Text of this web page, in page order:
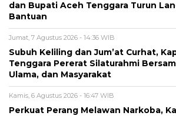
dan Bupati Aceh Tenggara Turun
Bantuan
Jumat, 7 Agustus 2026 - 14:36 WIB
Subuh Keliling dan Jum’at Curhat,
Tenggara Pererat Silaturahmi
Ulama, dan Masyarakat
Kamis, 6 Agustus 2026 - 16:47 WIB
Perkuat Perang Melawan Narkoba,